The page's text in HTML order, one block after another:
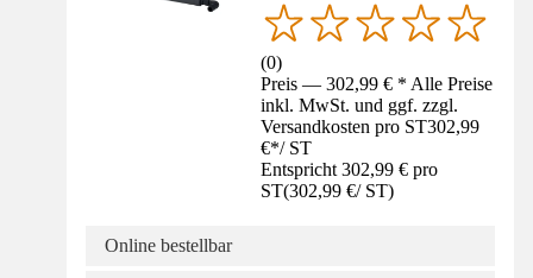
(0)
Preis — 302,99 € * Alle Preise
inkl. MwSt. und ggf. zzgl.
Versandkosten pro ST302,99
€*/ ST
Entspricht 302,99 € pro
ST(302,99 €/ ST)
Online bestellbar